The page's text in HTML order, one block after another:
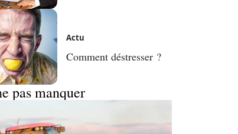
Actu
Comment déstresser ?
pas manquer